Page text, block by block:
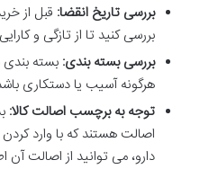
بررسی تاریخ انقضا: قبل از
بررسی کنید تا از تازگی و
بررسی بسته بندی: بسته
هرگونه آسیب یا دستکاری
توجه به برچسب اصالت کالا:
اصالت هستند که با وارد
دارو، می توانید از اصالت